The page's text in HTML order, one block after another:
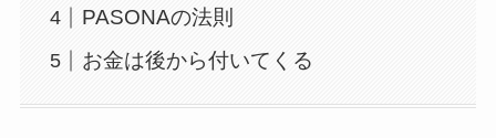
PASONAの法則
お金は後から付いてくる